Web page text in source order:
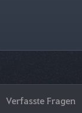
Verfasste Fragen